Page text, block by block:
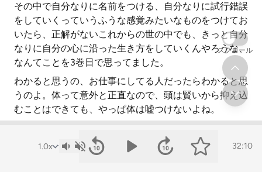
その中で自分なりに名前をつける、自分なりに試行錯誤
をしていくっていうふうな感覚みたいなものをつけてお
いたら、正解がないこれからの世の中でも、きっと自分
なりに自分の心に沿った生き方をしていくんやろうな、
なんてことを3巻日で思ってました。
わかると思うの、お仕事にしてる人だったらわかると思
うのよ。体って意外と正直なので、頭は賢いから抑え込
むことはできても、やっぱ体は嘘つけないよね。
んなトラブルって言ったらいいんかな、出来事とかって
一見すると、感触とかわがままとか反抗期とか程度はあ
32:10
スクロール